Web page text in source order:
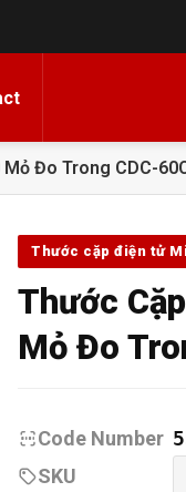
Đo Trong CDC-
Thước cặp điện tử
Thước
Mỏ Đo
Code Number
SKU